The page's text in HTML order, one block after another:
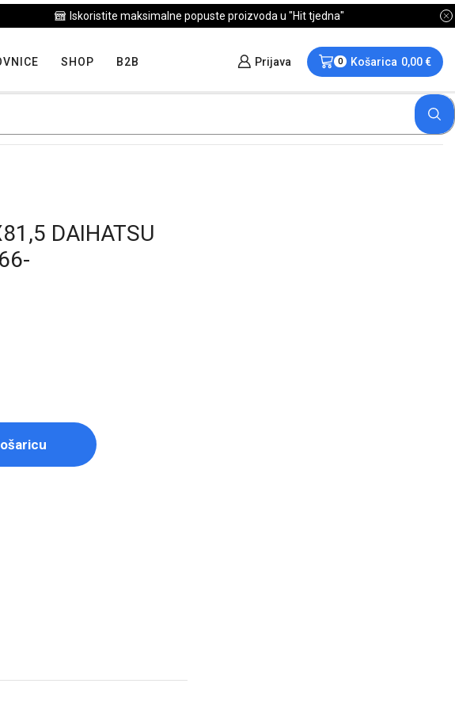
"Hit tjedna"
SHOP B2B Prijava 0 Košarica 0,00€
DAIHATSU